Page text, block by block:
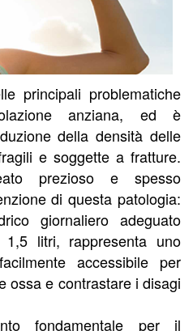
principali problematiche
anziana, ed è
della densità delle
e soggette a fratture.
prezioso e spesso
di questa patologia:
giornaliero adeguato
litri, rappresenta uno
accessibile per
ossa e contrastare i disagi
fondamentale per il